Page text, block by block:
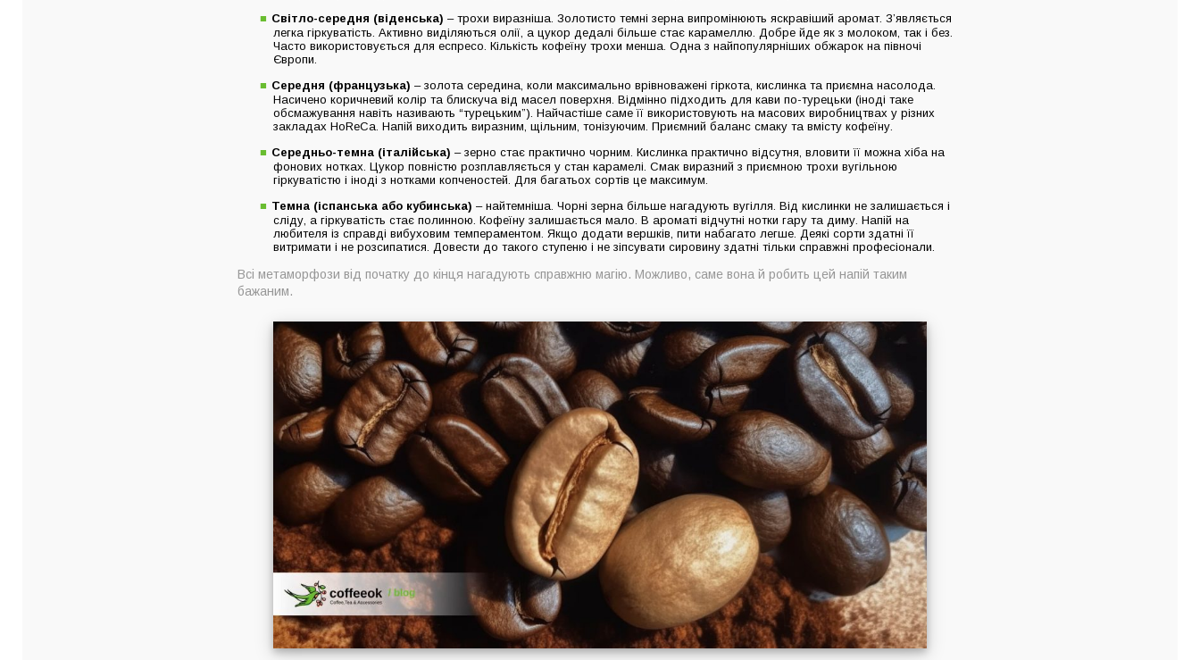
Світло-середня (віденська) – трохи виразніша. Золотисто темні зерна випромінюють яскравіший аромат. З’являється
легка гіркуватість. Активно виділяються олії, а цукор дедалі більше стає карамеллю. Добре йде як з молоком, так і без.
Часто використовується для еспресо. Кількість кофеїну трохи менша. Одна з найпопулярніших обжарок на півночі
Європи.
Середня (французька) – золота середина, коли максимально врівноважені гіркота, кислинка та приємна насолода.
Насичено коричневий колір та блискуча від масел поверхня. Відмінно підходить для кави по-турецьки (іноді таке
обсмажування навіть називають “турецьким”). Найчастіше саме її використовують на масових виробництвах у різних
закладах HoReCa. Напій виходить виразним, щільним, тонізуючим. Приємний баланс смаку та вмісту кофеїну.
Середньо-темна (італійська) – зерно стає практично чорним. Кислинка практично відсутня, вловити її можна хіба на
фонових нотках. Цукор повністю розплавляється у стан карамелі. Смак виразний з приємною трохи вугільною
гіркуватістю і іноді з нотками копченостей. Для багатьох сортів це максимум.
Темна (іспанська або кубинська) – найтемніша. Чорні зерна більше нагадують вугілля. Від кислинки не залишається і
сліду, а гіркуватість стає полинною. Кофеїну залишається мало. В ароматі відчутні нотки гару та диму. Напій на
любителя із справді вибуховим темпераментом. Якщо додати вершків, пити набагато легше. Деякі сорти здатні її
витримати і не розсипатися. Довести до такого ступеню і не зіпсувати сировину здатні тільки справжні професіонали.
Всі метаморфози від початку до кінця нагадують справжню магію. Можливо, саме вона й робить цей напій таким
бажаним.